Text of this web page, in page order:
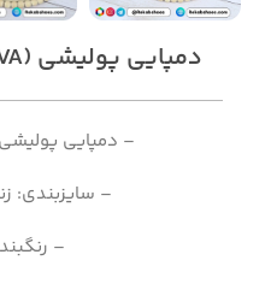
دمپایی پولیشی (EVA): مدل پاپیون بهار
– دمپایی
– سایزبندی: زنانه
–